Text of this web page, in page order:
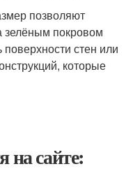
позволяют
зелёным покровом
стен или
которые
на сайте: